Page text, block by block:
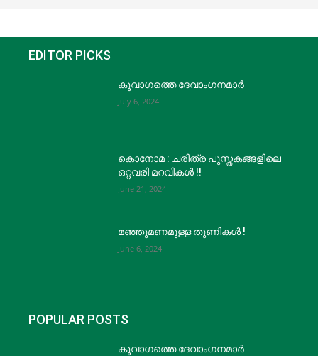
EDITOR PICKS
കൂവാഗത്തെ ദേവാംഗനമാർ
July 6, 2024
കൊനോമ : ചരിത്ര പുസ്തകങ്ങളിലെ
ഒറ്റവരി മറവികൾ !!
June 21, 2024
മഞ്ഞുമണമുള്ള തുണികൾ !
June 6, 2024
POPULAR POSTS
കൂവാഗത്തെ ദേവാംഗനമാർ